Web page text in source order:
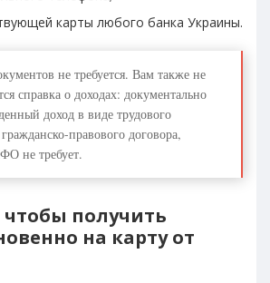
карты любого банка Украины.
не требуется. Вам также не
справка о доходах: документально
доход в виде трудового
правового договора,
не требует.
получить
на карту от